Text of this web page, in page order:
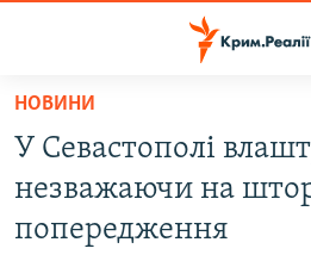
Перейти
основного
матеріалу
до
НОВИНИ
У Севастополі
незважаючи на
попередження